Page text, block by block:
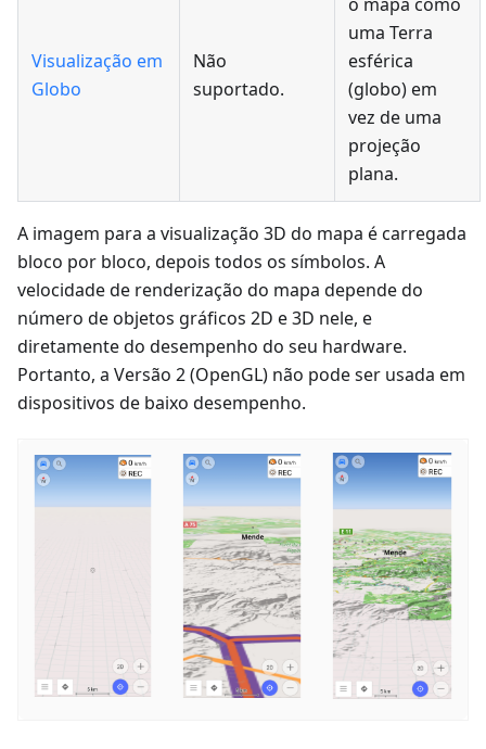
Visualização em
Globo
Não
suportado.
uma Terra
esférica
(globo) em
vez de uma
projeção
plana.
A imagem para a visualização 3D do mapa é carregada
bloco por bloco, depois todos os símbolos. A
velocidade de renderização do mapa depende do
número de objetos gráficos 2D e 3D nele, e
diretamente do desempenho do seu hardware.
Portanto, a Versão 2 (OpenGL) não pode ser usada em
dispositivos de baixo desempenho.